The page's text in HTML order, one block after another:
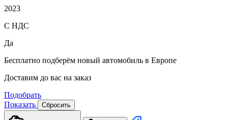
2023
С НДС
Да
Бесплатно подберём новый автомобиль в Европе
Доставим до вас на заказ
Подобрать
Показать
Сбросить